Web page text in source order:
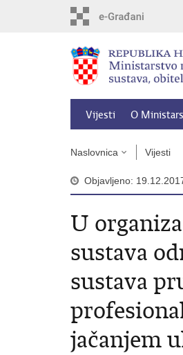
Vijesti O
Naslovnica Vijesti
Objavljeno:
U
sustava
sustava
jačanjem